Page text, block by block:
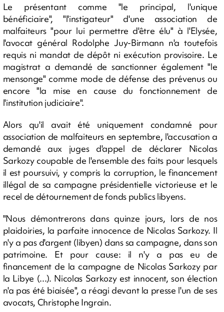
Le présentant comme "le principal, l'unique
bénéficiaire", "l'instigateur" d'une association de
malfaiteurs "pour lui permettre d'être élu" à l'Elysée,
l'avocat général Rodolphe Juy-Birmann n'a toutefois
requis ni mandat de dépôt ni exécution provisoire. Le
magistrat a demandé de sanctionner également "le
mensonge" comme mode de défense des prévenus ou
encore "la mise en cause du fonctionnement de
l'institution judiciaire".
Alors qu'il avait été uniquement condamné pour
association de malfaiteurs en septembre, l'accusation a
demandé aux juges d'appel de déclarer Nicolas
Sarkozy coupable de l'ensemble des faits pour lesquels
il est poursuivi, y compris la corruption, le financement
illégal de sa campagne présidentielle victorieuse et le
recel de détournement de fonds publics libyens.
"Nous démontrerons dans quinze jours, lors de nos
plaidoiries, la parfaite innocence de Nicolas Sarkozy. Il
n'y a pas d'argent (libyen) dans sa campagne, dans son
patrimoine. Et pour cause: il n'y a pas eu de
financement de la campagne de Nicolas Sarkozy par
la Libye (...). Nicolas Sarkozy est innocent, son élection
n'a pas été biaisée", a réagi devant la presse l'un de ses
avocats, Christophe Ingrain.